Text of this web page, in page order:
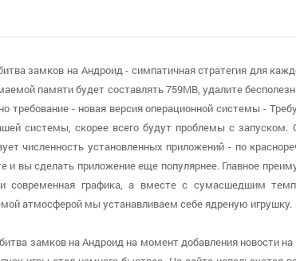
замков на Андроид - симпатичная стратегия для
памяти будет составлять 759MB, удалите
требование - новая версия операционной системы -
системы, скорее всего будут проблемы с
численность установленных приложений - по
и вы сделать приложение еще популярнее. Главное
современная графика, а вместе с сумасшедшим
атмосферой мы устанавливаем себе ядреную игрушку.
замков на Андроид на момент добавления новости на